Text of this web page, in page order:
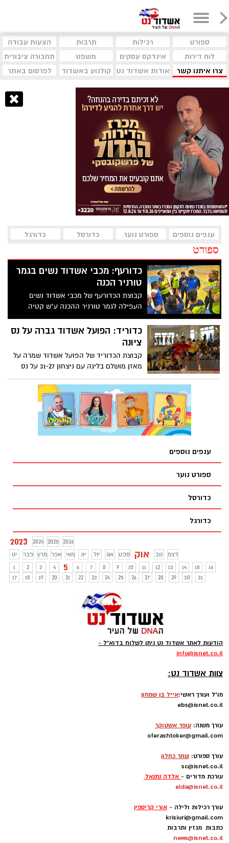
ספורט רכילות תרבות
הצעות עבודה
לוח דירות
אינדקס עסקים משפט
תחבורה ציבורית
צרו איתנו קשר
אודות אשדוד נט קולנוע באשדוד לפרסום באתר
ענפים נוספים ספורט נוער כדורסל כדורגל
ספורט
כדורעף: מכבי אשדוד נשים בגמר
טורניר הכנה
קבוצת הכדורעף של מכבי אשדוד נשים
העפילה לגמר טורניר ההכנה ע"ש קטיה
פודולינסקי לאחר ניצחון בחצי הגמר על כפ"ס
כדוריד: הפועל אשדוד גברה על נס
ציונה
קבוצת הכדוריד של הפועל אשדוד שמרה על
מאזן מושלם בליגה עם ניצחון 31-27 על נס
ציונה במחזור השלישי בליגת העל בכדוריד
ענפים נוספים
ספורט נוער
כדורסל
כדורגל
2023 2024 2025
2026
ינו
פבר מרץ אפר מאי יונ יול אוג ספט אוק נוב
דצמ
1
2 3 4 5 6 7 8 9 10 11 12 13 14 15
16
17
18 19 20 21 22 23 24 25 26 27 28 29 30 31
הודעות לאתר אשדוד נט ניתן לשלוח בדוא"ל -
info@isnet.co.il
צוות אשדוד נט:
מו"ל ועורך ראשי:אייל בן שמחון
ebs@isnet.co.il
עורך משנה: עופר אשטוקר
oferashtoker@gmail.com
עורך ספורט: שחר כחלון
sc@isnet.co.il
עורכת מדורים - אלדה נתנאל
elda@isnet.co.il
עורך רכילות ולילה - אורי קריספין
krisiuri@gmail.com
כתבות מגזין ותרבות
news@isnet.co.il